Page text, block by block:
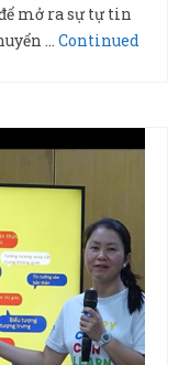
mở ra sự tự tin
… Continued